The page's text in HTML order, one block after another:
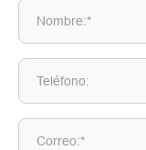
Nombre:*
Teléfono:
Correo:*